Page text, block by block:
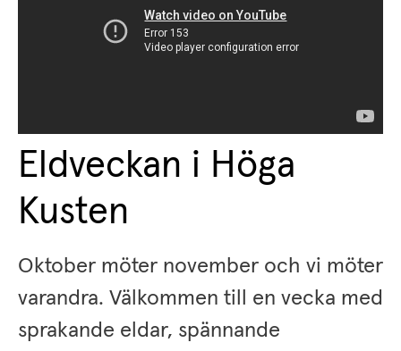
Eldveckan i Höga
Kusten
Oktober möter november och vi möter
varandra. Välkommen till en vecka med
sprakande eldar, spännande